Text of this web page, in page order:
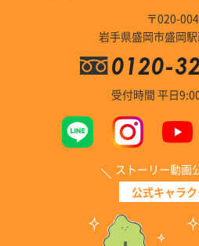
〒020-
岩手県盛岡市盛岡
0120-
受付時間 平日
ストーリー動画
公式キャラ